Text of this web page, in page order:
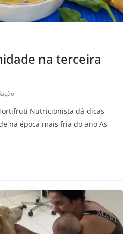
na terceira
Nutricionista dá dicas
na época mais fria do ano As